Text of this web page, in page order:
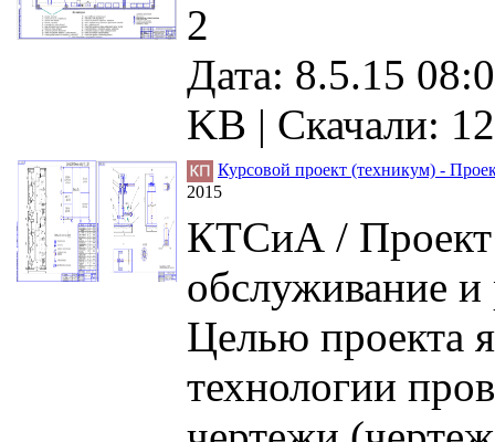
2
Дата: 8.5.15
KB | Скачали: 12
Курсовой проект (техникум) -
2015
КТСиА / Проект
обслуживание и
Целью проекта
технологии